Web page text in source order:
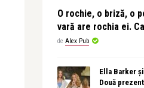
O rochie, o briză, o
vară are rochia ei.
de Alex Pub
Ella Barker
Două